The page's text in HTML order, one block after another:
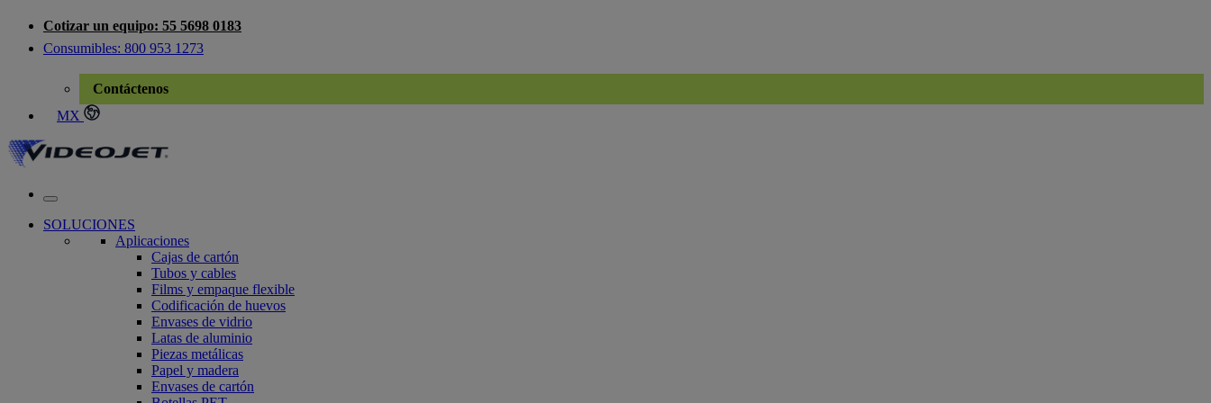
Skip
content
Cotizar un equipo: 55 5698 0183
Consumibles: 800 953 1273
Contáctenos
MX
SOLUCIONES
Aplicaciones
Cajas de cartón
Tubos y cables
Films y empaque flexible
Codificación de huevos
Envases de vidrio
Latas de aluminio
Piezas metálicas
Papel y madera
Envases de cartón